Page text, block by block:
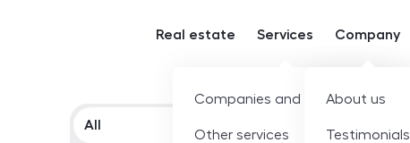
Real estate Services
Companies and developers
Other services
Company
About us
Testimonials
Offer type
All